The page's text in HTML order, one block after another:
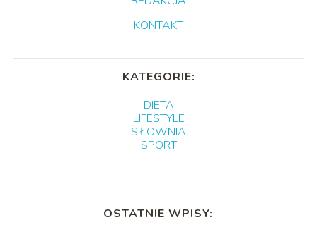
KONTAKT
KATEGORIE:
DIETA
LIFESTYLE
SIŁOWNIA
SPORT
OSTATNIE WPISY: